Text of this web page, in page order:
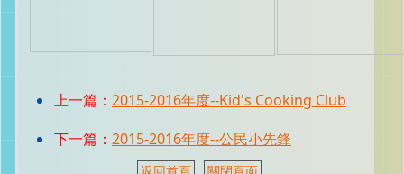
上一篇：2015-2016年度--Kid's Cooking Club
下一篇：2015-2016年度--公民小先鋒